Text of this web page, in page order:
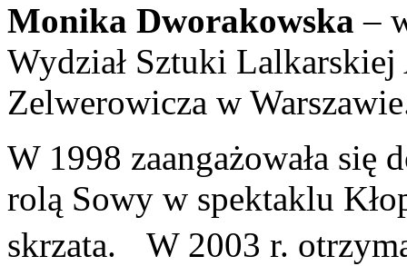
Monika Dworakowska –
Wydział Sztuki
Zelwerowicza w
W 1998 zaangażowała się
rolą Sowy w spektaklu
skrzata. W 2003 r.